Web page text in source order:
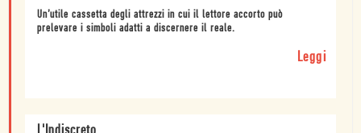
Un’utile cassetta degli attrezzi in cui il lettore accorto può
prelevare i simboli adatti a discernere il reale.
Leggi